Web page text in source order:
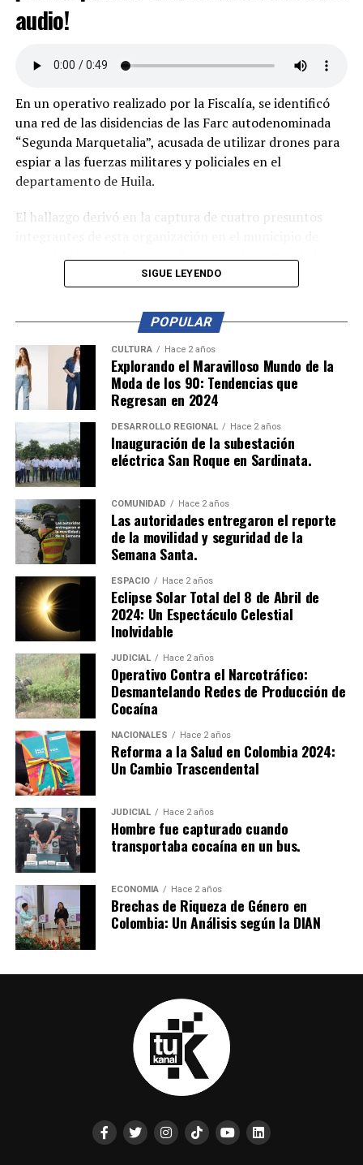
audio!
En un operativo realizado por la Fiscalía, se identificó
una red de las disidencias de las Farc autodenominada
“Segunda Marquetalia”, acusada de utilizar drones para
espiar a las fuerzas militares y policiales en el
departamento de Huila.
El hallazgo derivó en la captura de cuatro presuntos
Acevedo. Durante los procedimientos, las autoridades
incautaron dos fusiles, cerca de 700 cartuchos, un dron,
Los capturados fueron presentados ante un juez de
control de garantías, donde se les imputaron cargos por
la fabricación, tráfico y porte de armas, municiones de
uso restringido y explosivos de uso privativo de las
fuerzas armadas. A pesar de la gravedad de los
señalamientos, los procesados no aceptaron los cargos.
Como medida preventiva, los implicados deberán
cumplir con detención en un centro carcelario mientras
avanza el proceso judicial. Este caso resalta los desafíos
de seguridad que enfrenta el país frente a las
actividades ilícitas de los grupos armados organizados.
SIGUE LEYENDO
POPULAR
CULTURA Hace 2 años
Explorando el Maravilloso Mundo de la
Moda de los 90: Tendencias que
Regresan en 2024
DESARROLLO REGIONAL Hace 2 años
Inauguración de la subestación
eléctrica San Roque en Sardinata.
COMUNIDAD Hace 2 años
Las autoridades entregaron el reporte
de la movilidad y seguridad de la
Semana Santa.
ESPACIO Hace 2 años
Eclipse Solar Total del 8 de Abril de
2024: Un Espectáculo Celestial
Inolvidable
JUDICIAL Hace 2 años
Operativo Contra el Narcotráfico:
Desmantelando Redes de Producción de
Cocaína
NACIONALES Hace 2 años
Reforma a la Salud en Colombia 2024:
Un Cambio Trascendental
JUDICIAL Hace 2 años
Hombre fue capturado cuando
transportaba cocaína en un bus.
ECONOMIA Hace 2 años
Brechas de Riqueza de Género en
Colombia: Un Análisis según la DIAN